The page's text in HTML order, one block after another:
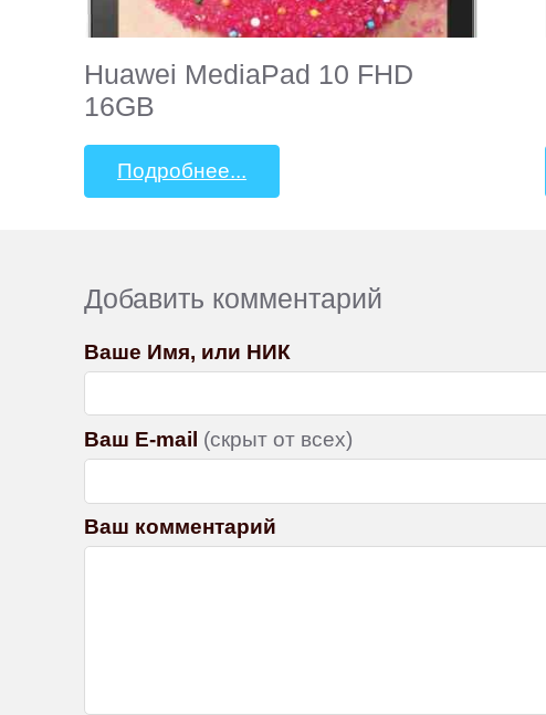
Huawei MediaPad 10 FHD
16GB
Подробнее...
Добавить комментарий
Ваше Имя, или НИК
Ваш E-mail (скрыт от всех)
Ваш комментарий